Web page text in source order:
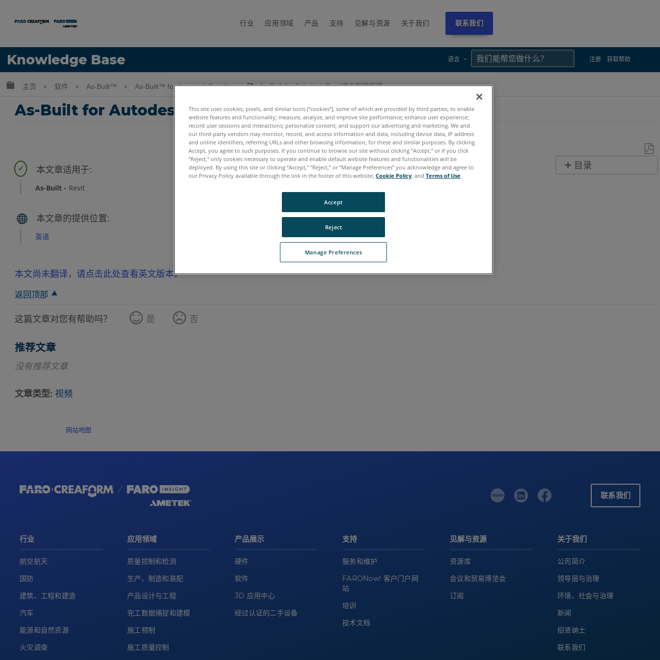
行业 应用领域 产品 支持 见解与资源 关于我们 联系我们
Knowledge Base 语言 注册 获取帮助
语言
扩展/隐缩全局层次
主页 软件 As-Built™ As-Built™ for Autodesk Revit® As-Built for Autodesk Revit竣工部門經理
As-Built for Autodesk Revit竣工部門經理
存
目录
As-Built Revit
英语
本文尚未翻译，请点击此处查看英文版本。
返回顶部
这篇文章对您有帮助吗？ 是 否
推荐文章
没有推荐文章
文章类型 视频
网站地图
联系我们
行业
航空航天
国防
建筑、工程和建造
汽车
能源和自然资源
火灾调查
应用领域
质量控制和检测
生产、制造和装配
产品设计与工程
完工数据捕捉和建模
施工预制
施工质量控制
产品展示
硬件
软件
3D 应用中心
经过认证的二手设备
支持
服务和维护
FARONow! 客户门户网
站
培训
技术文档
见解与资源
资源库
会议和贸易博览会
订阅
关于我们
公司简介
领导层与治理
环境、社会与治理
新闻
招贤纳士
联系我们
This site uses cookies, pixels, and similar tools (“cookies”), some of which are provided by third parties, to enable
website features and functionality; measure, analyze, and improve site performance; enhance user experience;
record user sessions and interactions; personalize content; and support our advertising and marketing. We and
our third-party vendors may monitor, record, and access information and data, including device data, IP address
and online identifiers, referring URLs and other browsing information, for these and similar purposes. By clicking
Accept, you agree to such purposes. If you continue to browse our site without clicking “Accept,” or if you click
“Reject,” only cookies necessary to operate and enable default website features and functionalities will be
deployed. By using this site or clicking “Accept,” “Reject,” or “Manage Preferences” you acknowledge and agree to
our Privacy Policy available through the link in the footer of this website, Cookie Policy, and Terms of Use.
Manage Preferences
Reject
Accept